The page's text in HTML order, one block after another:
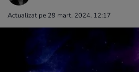
Actualizat pe 29 mart. 2024, 12:17